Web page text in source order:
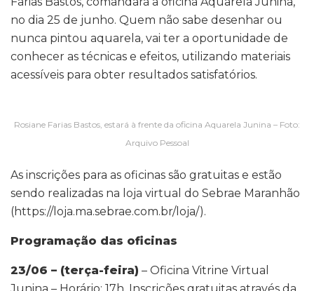
no dia 25 de junho. Quem não sabe desenhar ou
nunca pintou aquarela, vai ter a oportunidade de
conhecer as técnicas e efeitos, utilizando materiais
acessíveis para obter resultados satisfatórios.
Rosiane Farias Bastos, estará à frente da oficina Aquarela Junina – Foto:
Arquivo Pessoal
As inscrições para as oficinas são gratuitas e estão
sendo realizadas na loja virtual do Sebrae Maranhão
(https://loja.ma.sebrae.com.br/loja/).
Programação das oficinas
23/06 – (terça-feira) – Oficina Vitrine Virtual